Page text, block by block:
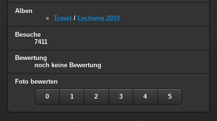
Alben
Travel / Lechweg 2019
Besuche
7411
Bewertung
noch keine Bewertung
Foto bewerten
0 1 2 3 4 5